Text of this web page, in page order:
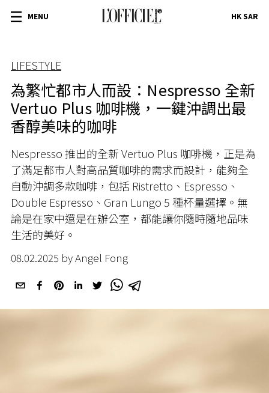
MENU HK SAR
LIFESTYLE
為繁忙都市人而設：Nespresso 全新
Vertuo Plus 咖啡機，一鍵沖調出最
香醇美味的咖啡
Nespresso 推出的全新 Vertuo Plus 咖啡機，正是為
了滿足都市人對高品質咖啡的需求而設計，能夠全
自動沖調多款咖啡，包括 Ristretto、Espresso、
Double Espresso、Gran Lungo 5 種杯量選擇。無
論是在家中還是在辦公室，都能讓你隨時隨地品味
生活的美好。
08.02.2025 by Angel Fong